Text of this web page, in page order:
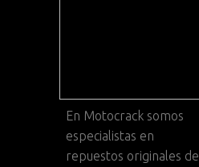
En Motocrack somos
especialistas en
repuestos originales de